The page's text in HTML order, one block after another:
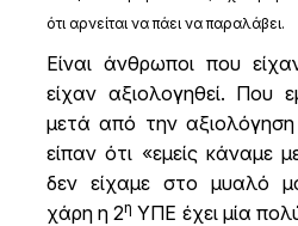
ότι αρνείται να πάει να παραλάβει.
Είναι άνθρωποι που
είχαν αξιολογηθεί. Που
μετά από την
είπαν ότι «εμείς κάναμε
δεν είχαμε στο μυαλό
χάρη η 2η ΥΠΕ έχει μία